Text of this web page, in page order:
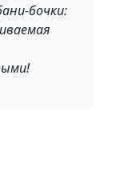
бочки: